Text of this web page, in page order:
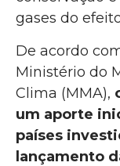
gases do
De acordo
Ministério do
Clima (MMA),
um aporte
países
lançamento